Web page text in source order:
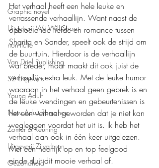
Graphic novel
Uitgeverij We Will Shoot
non-fictie
Van Driel Publishing
S2 Uitgevers
Young Adult
New Adult Romance
Zomer & Keuning
Uitgeverij Zilverbron
Gezondheid
Het verhaal heeft een hele leuke en
verrassende verhaallijn. Want naast de
opbloeiende liefde en romance tussen
Sharita en Sander, speelt ook de strijd om
de buurttuin. Hierdoor is de verhaallijn
wat breder, maar maakt dit ook juist de
verhaallijn extra leuk. Met de leuke humor
waaraan in het verhaal geen gebrek is en
de leuke wendingen en gebeurtenissen is
het een verhaal geworden dat je niet kan
wegleggen voordat het uit is. Ik heb het
verhaal dan ook in één keer uitgelezen.
Met een heerlijk op en top feelgood
einde sluit dit mooie verhaal af.